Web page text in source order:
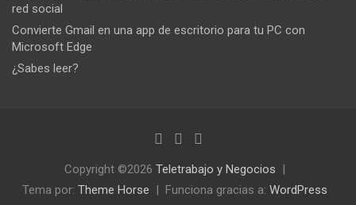
red social
Convierte Gmail en una app de escritorio para tu PC con
Microsoft Edge
¿Sabes leer?
Copyright ©2026 Teletrabajo y Negocios
Tema por: Theme Horse Funciona gracias a: WordPress